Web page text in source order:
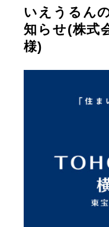
いえうるん
知らせ(株式
様)